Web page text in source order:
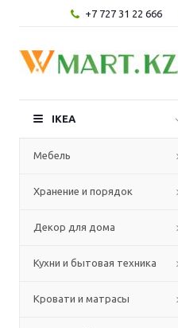
+7 727 31 22 666
IKEA
Мебель
Хранение и порядок
Декор для дома
Кухни и бытовая техника
Кровати и матрасы